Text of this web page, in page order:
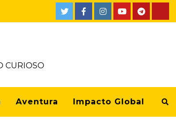
CURIOSO
Aventura Impacto Global